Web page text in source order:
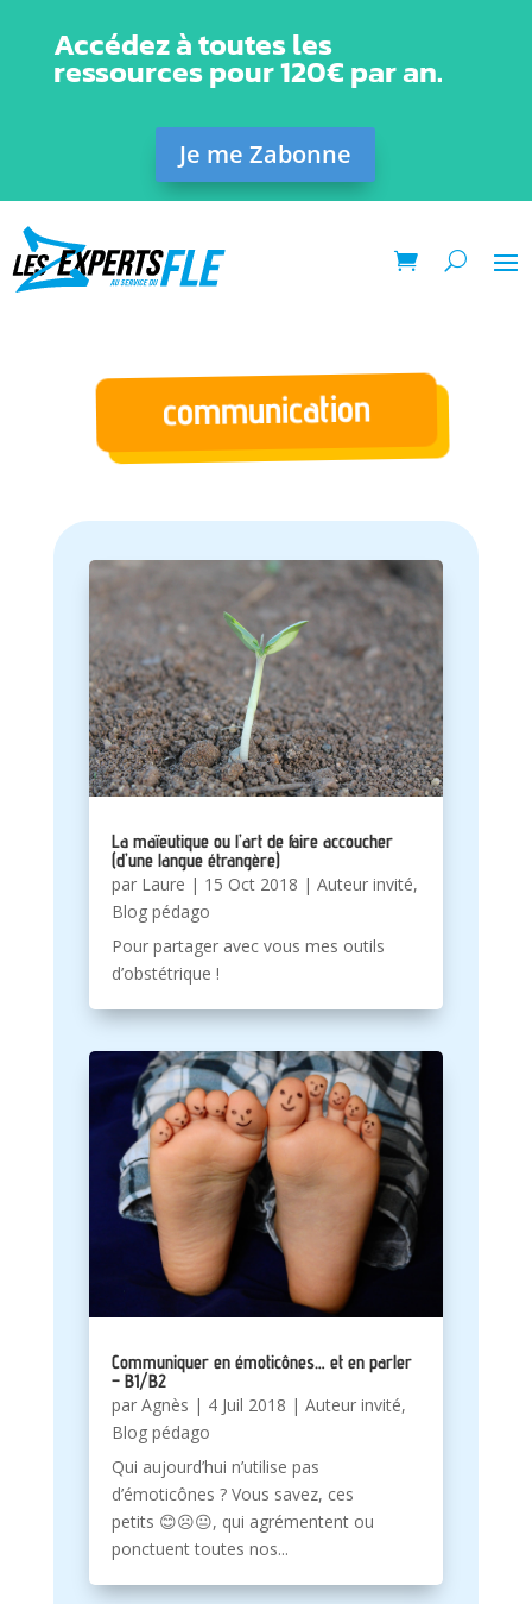
Accédez à toutes les
ressources pour 120€ par an.
Je me Zabonne
communication
La maïeutique ou l’art de faire accoucher
(d’une langue étrangère)
par Laure | 15 Oct 2018 | Auteur invité,
Blog pédago
Pour partager avec vous mes outils
d’obstétrique !
Communiquer en émoticônes… et en parler
– B1/B2
par Agnès | 4 Juil 2018 | Auteur invité,
Blog pédago
Qui aujourd’hui n’utilise pas
d’émoticônes ? Vous savez, ces
petits 😊☹😐, qui agrémentent ou
ponctuent toutes nos...